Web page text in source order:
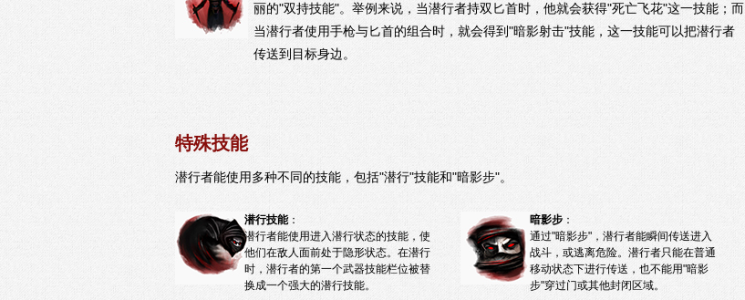
丽的"双持技能"。举例来说，当潜行者持双匕首时，他就会获得"死亡飞花"这一技能；而
当潜行者使用手枪与匕首的组合时，就会得到"暗影射击"技能，这一技能可以把潜行者
传送到目标身边。
特殊技能
潜行者能使用多种不同的技能，包括"潜行"技能和"暗影步"。
潜行技能：
潜行者能使用进入潜行状态的技能，使
他们在敌人面前处于隐形状态。在潜行
时，潜行者的第一个武器技能栏位被替
换成一个强大的潜行技能。
暗影步 ：
通过"暗影步"，潜行者能瞬间传送进入
战斗，或逃离危险。潜行者只能在普通
移动状态下进行传送，也不能用"暗影
步"穿过门或其他封闭区域。